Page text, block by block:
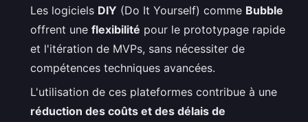
Les logiciels DIY (Do It Yourself) comme Bubble
offrent une flexibilité pour le prototypage rapide
et l'itération de MVPs, sans nécessiter de
compétences techniques avancées.
L'utilisation de ces plateformes contribue à une
réduction des coûts et des délais de